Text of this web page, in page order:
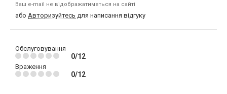
Ваш e-mail не відображатиметься на сайті
або Авторизуйтесь для написання відгуку
Обслуговування
0/12
Враження
0/12